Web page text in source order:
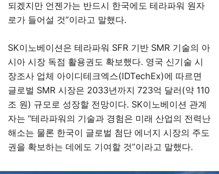
되겠지만 언젠가는 반드시 한국에도 테라파워 원자
로가 들어설 것”이라고 말했다.
SK이노베이션은 테라파워 SFR 기반 SMR 기술의 아
시아 시장 독점 활용권도 확보했다. 영국 신기술 시
장조사 업체 아이디테크엑스(IDTechEx)에 따르면
글로벌 SMR 시장은 2033년까지 723억 달러(약 110
조 원) 규모로 성장할 전망이다. SK이노베이션 관계
자는 “테라파워의 기술과 경험은 미래 산업의 전력난
해소는 물론 한국이 글로벌 첨단 에너지 시장의 주도
권을 확보하는 데에도 기여할 것”이라고 말했다.